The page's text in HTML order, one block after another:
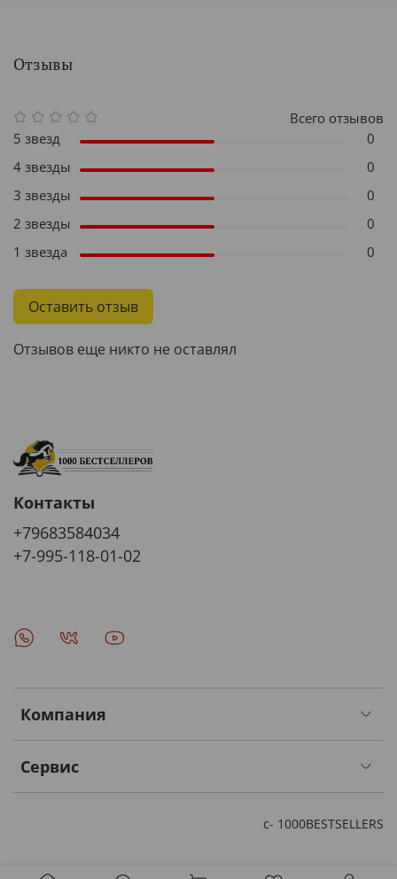
Отзывы
Отзывов еще никто не оставлял
Всего отзывов
5 звезд
0
4 звезды
0
3 звезды
0
2 звезды
0
1 звезда
0
Оставить отзыв
Компания
Сервис
Контакты
+79683584034
+7-995-118-01-02
с- 1000BESTSELLERS